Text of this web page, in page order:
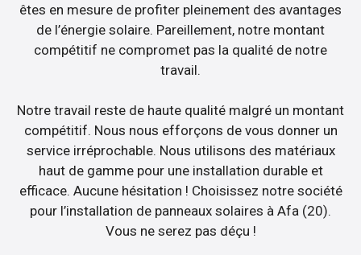
êtes en mesure de profiter pleinement des avantages
de l’énergie solaire. Pareillement, notre montant
compétitif ne compromet pas la qualité de notre
travail.
Notre travail reste de haute qualité malgré un montant
compétitif. Nous nous efforçons de vous donner un
service irréprochable. Nous utilisons des matériaux
haut de gamme pour une installation durable et
efficace. Aucune hésitation ! Choisissez notre société
pour l’installation de panneaux solaires à Afa (20).
Vous ne serez pas déçu !